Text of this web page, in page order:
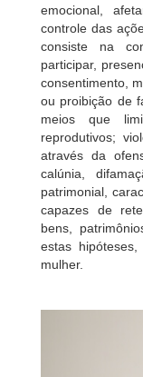
emocional,
controle das
consiste na
participar,
consentimento,
ou proibição de
meios que
reprodutivos;
através da
calúnia,
patrimonial,
capazes de
bens,
estas
mulher.